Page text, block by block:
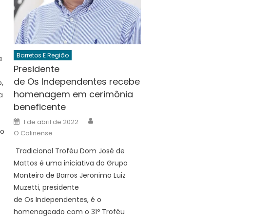
Barretos E Região
Presidente
de Os Independentes recebe
homenagem em cerimônia
beneficente
Posted
on
1 de abril de 2022
O Colinense
Tradicional Troféu Dom José de
Mattos é uma iniciativa do Grupo
Monteiro de Barros Jeronimo Luiz
Muzetti, presidente
de Os Independentes, é o
homenageado com o 31º Troféu